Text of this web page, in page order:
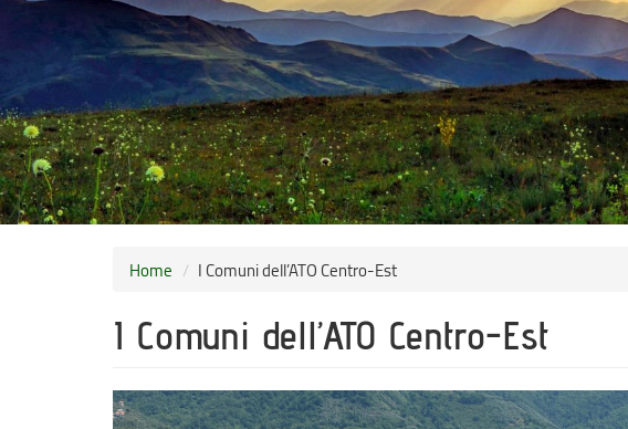
Home I Comuni dell’ATO Centro-Est
I Comuni dell’ATO Centro-Est